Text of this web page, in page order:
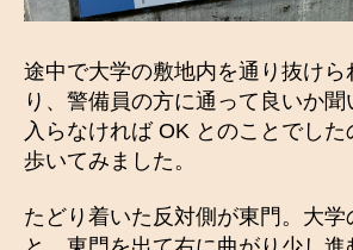
途中で大学の敷地内を通り抜けら
り、警備員の方に通って良いか
入らなければ OK とのことでし
歩いてみました。
たどり着いた反対側が東門。大学